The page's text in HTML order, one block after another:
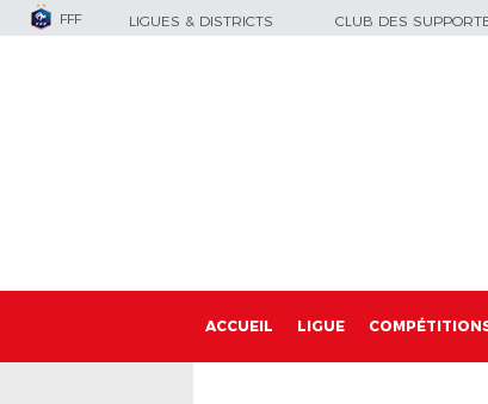
FFF LIGUES & DISTRICTS CLUB DES
ACCUEIL LIGUE